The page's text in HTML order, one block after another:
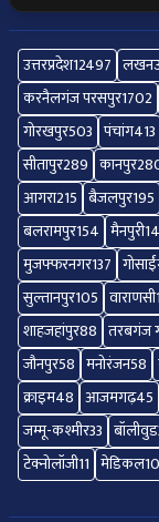
उत्तरप्रदेश12497
करनैलगंज परसपुर1702
गोरखपुर503 पंचांग413
सीतापुर289 कानपुर
आगरा215 बैजलपुर195
बलरामपुर154 मैनपुरी
मुजफ्फरनगर137
सुल्तानपुर105 वाराणसी
शाहजहांपुर88 तरबगंज
जौनपुर58 मनोरंजन58
क्राइम48 आजमगढ़45
जम्मू-कश्मीर33 बॉलीवुड
टेक्नोलॉजी11 मेडिकल10